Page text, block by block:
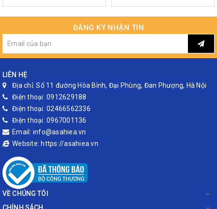
ĐĂNG KÝ NHẬN TIN
LIÊN HỆ
Địa chỉ: Số 11 đường Hòa Bình, Đại Phùng, Đan Phượng, Hà Nội
Điện thoại: 0912629188
Điện thoại: 02466562336
Điện thoại: 0967001136
Email: info@asahiea.vn
Website: https://asahiea.vn
VỀ CHÚNG TÔI